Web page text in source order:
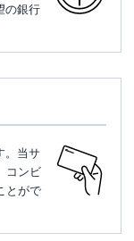
の銀行
。当サ
コンビ
とがで